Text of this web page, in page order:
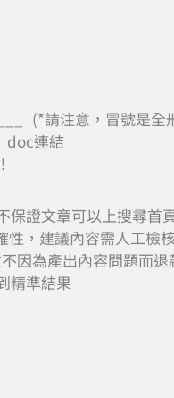
(*請注意，冒號是全
doc連結
保證文章可以上搜尋首
，建議內容需人工檢
因為產出內容問題而退
精準結果